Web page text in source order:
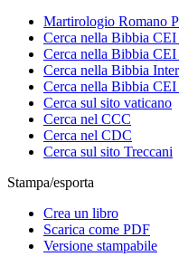
Martirologio Romano
Cerca nella Bibbia CEI
Cerca nella Bibbia CEI
Cerca nella Bibbia
Cerca nella Bibbia
Cerca sul sito vaticano
Cerca nel CCC
Cerca nel CDC
Cerca sul sito Treccani
Stampa/esporta
Crea un libro
Scarica come PDF
Versione stampabile